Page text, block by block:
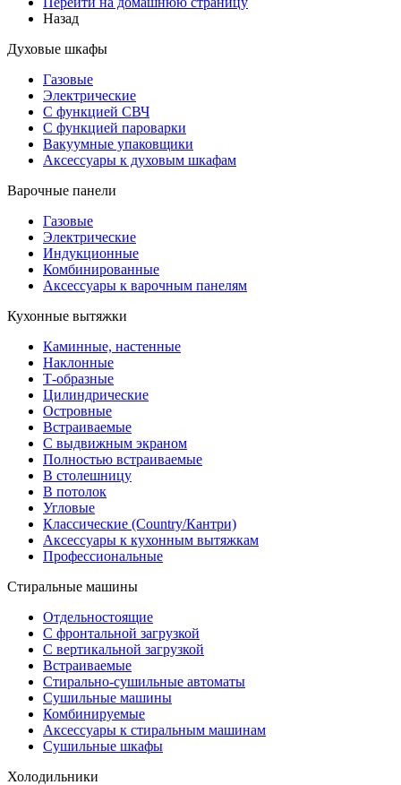
Назад
Духовые шкафы
Газовые
Электрические
С функцией СВЧ
С функцией пароварки
Вакуумные упаковщики
Аксессуары к духовым шкафам
Варочные панели
Газовые
Электрические
Индукционные
Комбинированные
Аксессуары к варочным панелям
Кухонные вытяжки
Каминные, настенные
Наклонные
Т-образные
Цилиндрические
Островные
Встраиваемые
С выдвижным экраном
Полностью встраиваемые
В столешницу
В потолок
Угловые
Классические (Country/Кантри)
Аксессуары к кухонным вытяжкам
Профессиональные
Стиральные машины
Отдельностоящие
С фронтальной загрузкой
С вертикальной загрузкой
Встраиваемые
Стирально-сушильные автоматы
Сушильные машины
Комбинируемые
Аксессуары к стиральным машинам
Сушильные шкафы
Холодильники